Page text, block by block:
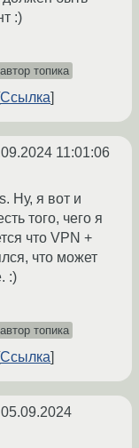
:)
автор топика
Ссылка
11:01:06
Ну, я вот и
того, чего я
что VPN +
что может
:)
автор топика
Ссылка
05.09.2024